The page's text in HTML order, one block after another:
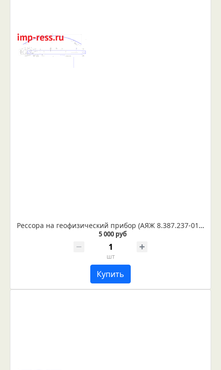
Рессора на геофизический прибор (АЯЖ 8.387.237-01П)
5 000 руб
шт
Купить